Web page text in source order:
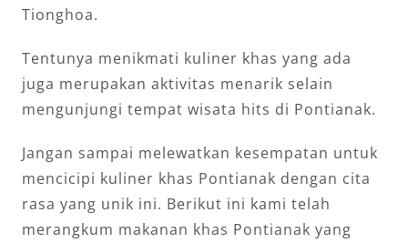
Tionghoa.
Tentunya menikmati kuliner khas yang ada
juga merupakan aktivitas menarik selain
mengunjungi tempat wisata hits di Pontianak.
Jangan sampai melewatkan kesempatan untuk
mencicipi kuliner khas Pontianak dengan cita
rasa yang unik ini. Berikut ini kami telah
merangkum makanan khas Pontianak yang